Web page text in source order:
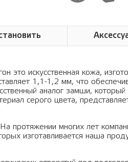
это искусственная кожа,
1,1-1,2 мм, что
аналог замши, который
серого цвета,
протяжении многих лет
изготавливается наша